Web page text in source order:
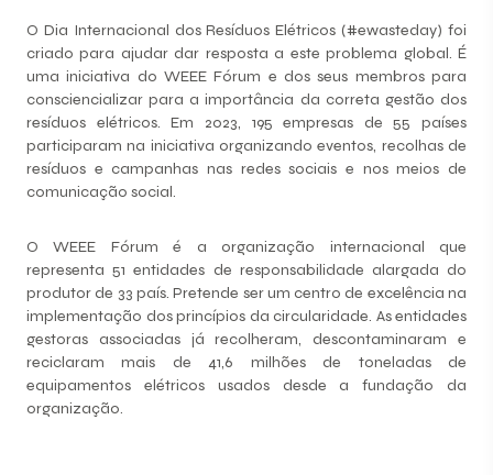
O Dia Internacional dos Resíduos Elétricos (#ewasteday) foi
criado para ajudar dar resposta a este problema global. É
uma iniciativa do WEEE Fórum e dos seus membros para
consciencializar para a importância da correta gestão dos
resíduos elétricos. Em 2023, 195 empresas de 55 países
participaram na iniciativa organizando eventos, recolhas de
resíduos e campanhas nas redes sociais e nos meios de
comunicação social.
O WEEE Fórum é a organização internacional que
representa 51 entidades de responsabilidade alargada do
produtor de 33 país. Pretende ser um centro de excelência na
implementação dos princípios da circularidade. As entidades
gestoras associadas já recolheram, descontaminaram e
reciclaram mais de 41,6 milhões de toneladas de
equipamentos elétricos usados desde a fundação da
organização.